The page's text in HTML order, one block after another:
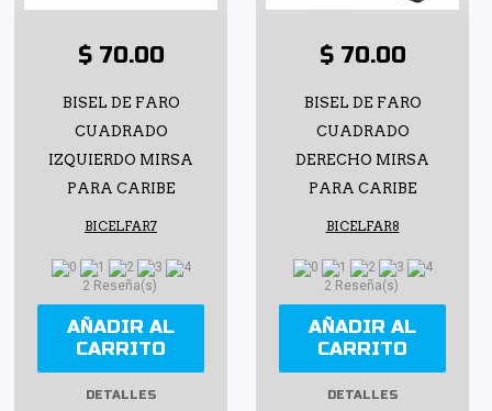
$ 70.00
BISEL DE FARO
CUADRADO
IZQUIERDO MIRSA
PARA CARIBE
BICELFAR7
2 Reseña(s)
AÑADIR AL
CARRITO
DETALLES
$ 70.00
BISEL DE FARO
CUADRADO
DERECHO MIRSA
PARA CARIBE
BICELFAR8
2 Reseña(s)
AÑADIR AL
CARRITO
DETALLES